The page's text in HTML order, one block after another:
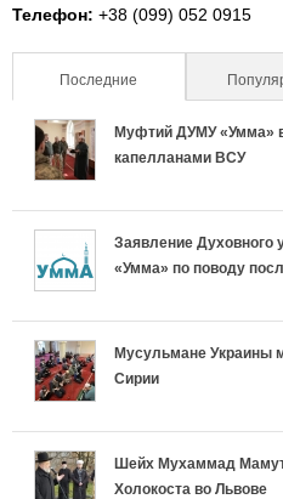
Телефон: +38 (099) 052 0915
Последние (активная вкладка)
Муфтий ДУМУ «Умма»
капелланами ВСУ
Заявление Духовного
«Умма» по поводу
Мусульмане Украины
Сирии
Шейх Мухаммад
Холокоста во Львове